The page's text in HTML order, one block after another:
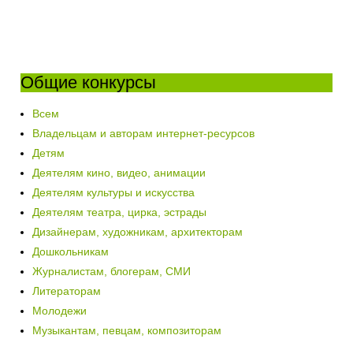
Общие конкурсы
Всем
Владельцам и авторам интернет-ресурсов
Детям
Деятелям кино, видео, анимации
Деятелям культуры и искусства
Деятелям театра, цирка, эстрады
Дизайнерам, художникам, архитекторам
Дошкольникам
Журналистам, блогерам, СМИ
Литераторам
Молодежи
Музыкантам, певцам, композиторам